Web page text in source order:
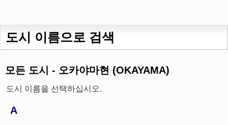
도시 이름으로 검색
모든 도시 - 오카야마현 (OKAYAMA)
도시 이름을 선택하십시오.
A